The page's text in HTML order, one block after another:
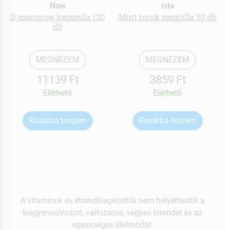
Now
D-mannose kapszula 120
db
MEGNÉZEM
11139 Ft
Elérhetõ
Kosárba teszem
Isla
Mint torok pasztilla 30 db
MEGNÉZEM
3859 Ft
Elérhetõ
Kosárba teszem
A vitaminok és étrendkiegészítők nem helyettesítik a
kiegyensúlyozott, változatos, vegyes étrendet és az
egészséges életmódot.